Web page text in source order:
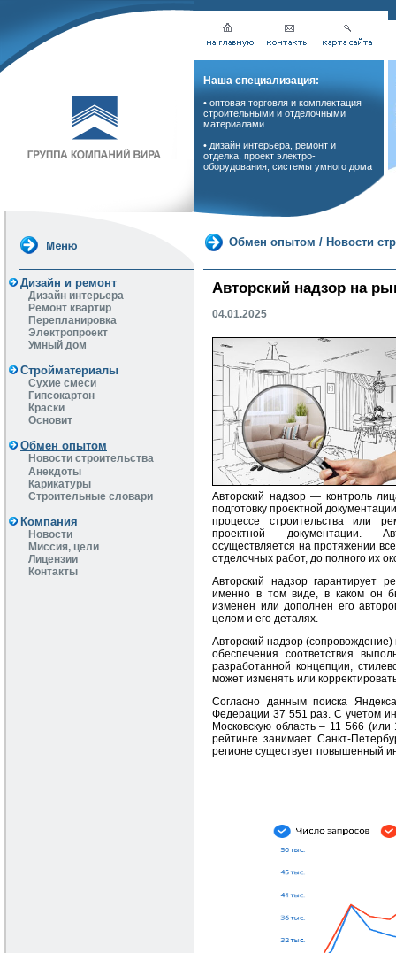
Наша специализация:
• оптовая торговля и комплектация
строительными и отделочными
материалами
• дизайн интерьера, ремонт и
отделка, проект электро-
оборудования, системы умного дома
Дизайн и ремонт
Дизайн интерьера
Ремонт квартир
Перепланировка
Электропроект
Умный дом
Стройматериалы
Сухие смеси
Гипсокартон
Краски
Основит
Обмен опытом
Новости строительства
Анекдоты
Карикатуры
Строительные словари
Компания
Новости
Миссия, цели
Лицензии
Контакты
Обмен опытом / Новости
Авторский надзор на
04.01.2025
Авторский надзор — контроль
подготовку проектной
процессе строительства или
проектной документации.
осуществляется на протяжении
отделочных работ, до полного их
Авторский надзор гарантирует
именно в том виде, в каком он
изменен или дополнен его
целом и его деталях.
Авторский надзор
обеспечения соответствия
разработанной концепции,
может изменять или
Cогласно данным поиска
Федерации 37 551 раз. С учетом
Московскую область – 11 566
рейтинге занимает Санкт-
регионе существует повышенный